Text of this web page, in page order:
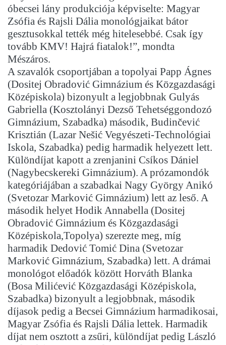
óbecsei lány produkciója képviselte: Magyar
Zsófia és Rajsli Dália monológjaikat bátor
gesztusokkal tették még hitelesebbé. Csak így
tovább KMV! Hajrá fiatalok!”, mondta
Mészáros.
A szavalók csoportjában a topolyai Papp Ágnes
(Dositej Obradović Gimnázium és Közgazdasági
Középiskola) bizonyult a legjobbnak Gulyás
Gabriella (Kosztolányi Dezső Tehetséggondozó
Gimnázium, Szabadka) második, Budinčević
Krisztián (Lazar Nešić Vegyészeti-Technológiai
Iskola, Szabadka) pedig harmadik helyezett lett.
Különdíjat kapott a zrenjanini Csíkos Dániel
(Nagybecskereki Gimnázium). A prózamondók
kategóriájában a szabadkai Nagy György Anikó
(Svetozar Marković Gimnázium) lett az leső. A
második helyet Hodik Annabella (Dositej
Obradović Gimnázium és Közgazdasági
Középiskola,Topolya) szerezte meg, míg
harmadik Dedović Tomić Dina (Svetozar
Marković Gimnázium, Szabadka) lett. A drámai
monológot előadók között Horváth Blanka
(Bosa Milićević Közgazdasági Középiskola,
Szabadka) bizonyult a legjobbnak, második
díjasok pedig a Becsei Gimnázium harmadikosai,
Magyar Zsófia és Rajsli Dália lettek. Harmadik
díjat nem osztott a zsűri, különdíjat pedig László